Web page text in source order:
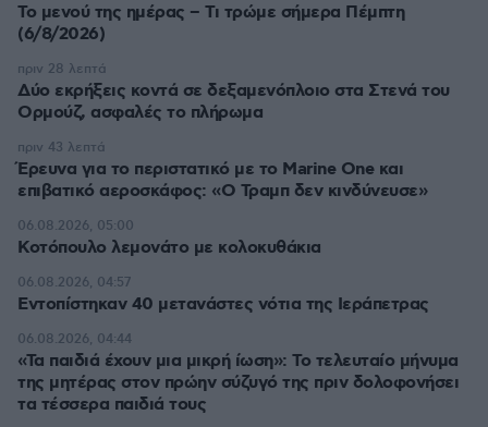
Το μενού της ημέρας – Τι τρώμε σήμερα Πέμπτη
(6/8/2026)
Δύο εκρήξεις κοντά σε δεξαμενόπλοιο στα Στενά του
Ορμούζ, ασφαλές το πλήρωμα
πριν 28 λεπτά
Έρευνα για το περιστατικό με το Marine One και
επιβατικό αεροσκάφος: «Ο Τραμπ δεν κινδύνευσε»
πριν 43 λεπτά
Κοτόπουλο λεμονάτο με κολοκυθάκια
06.08.2026, 05:00
Εντοπίστηκαν 40 μετανάστες νότια της Ιεράπετρας
06.08.2026, 04:57
«Τα παιδιά έχουν μια μικρή ίωση»: Το τελευταίο μήνυμα
της μητέρας στον πρώην σύζυγό της πριν δολοφονήσει
τα τέσσερα παιδιά τους
06.08.2026, 04:44